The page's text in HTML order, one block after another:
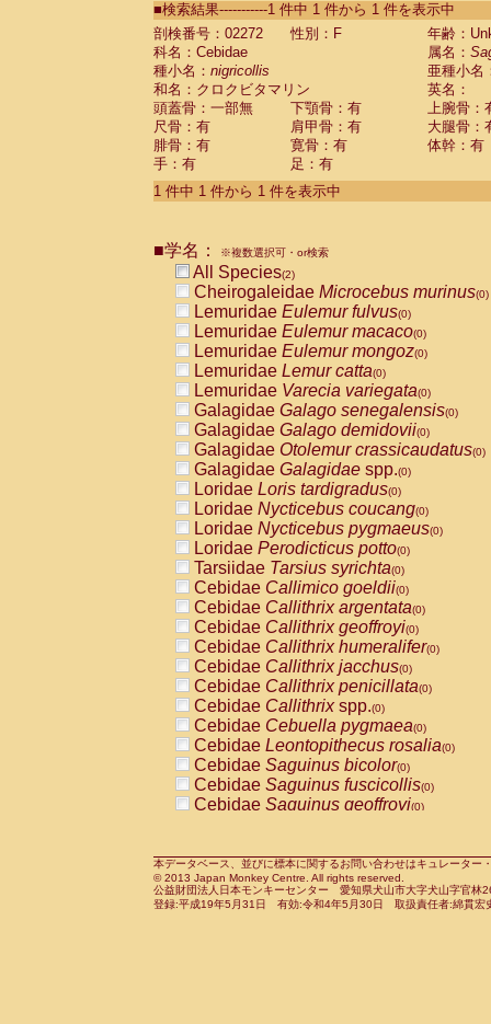
CebidaeSaguinus labiatus(0)
Cebidae Saguinus leucopus (0)
Cebidae
CebidaeSaguinus mystax
CebidaeSaguinus nigricollis (1)
Cebidae Saguinus oedipus
Cebidae Saguinus weddelli
Cebidae Saguinusspp.
Cebidae Aotus trivirgatus
Cebidae Cebus albifrons
CebidaeCebus nigrivittatus
CebidaeCebus
CebidaeSaimiri boliviensis(0)
CebidaeSaimiri sciureus(0)
AtelidaeAlouatta caraya(0)
AtelidaeAlouatta fusca(0)
AtelidaeAlouatta seniculus
AtelidaeAlouattaspp.(0)
AtelidaeAteles belzebuth(0)
AtelidaeAteles geoffroyi(0)
AtelidaeAteles paniscus(0)
AtelidaeAtelesspp.(0)
Atelidae Lagothrix lagothricha
AtelidaeLagothrix lagothricha cana
PitheciidaeCacajao calvus
PitheciidaeCallicebus cupreus
PitheciidaeCallicebus donacophilus
PitheciidaeCallicebus moloch
PitheciidaeCallicebus torquatus
PitheciidaeCallicebusspp.(0)
PitheciidaeChiropotes satanas(0)
PitheciidaePithecia monachus
PitheciidaePithecia pithecia(0)
CercopithecidaeCercocebus agilis
CercopithecidaeCercocebus
CercopithecidaeCercocebus
CercopithecidaeCercocebus
CercopithecidaeCercocebus
CercopithecidaeCercocebushybrid
CercopithecidaePapio anubis(0)
CercopithecidaePapio cynocephalus
CercopithecidaePapio hamadryas(0)
■検索結果-----------1 件中 1 件から 1 件を表示中
剖検番号：02272
性別：F
年齢：
科名：Cebidae
属名：
種小名： nigricollis
亜種小名
和名：クロクビタマリン
英名：
頭蓋骨：一部無
下顎骨：有
上腕骨：
尺骨：有
肩甲骨：有
大腿骨：
腓骨：有
寛骨：有
体幹：有
手：有
足：有
1 件中 1 件から 1 件を表示中
■学名： ※複数選択可・or検索
All Species(2)
Cheirogaleidae Microcebus murinus(0)
Lemuridae Eulemur fulvus(0)
Lemuridae Eulemur macaco(0)
Lemuridae Eulemur mongoz(0)
Lemuridae Lemur catta(0)
Lemuridae Varecia variegata(0)
Galagidae Galago senegalensis(0)
Galagidae Galago demidovii(0)
Galagidae Otolemur crassicaudatus(0)
Galagidae Galagidae spp.(0)
Loridae Loris tardigradus(0)
Loridae Nycticebus coucang(0)
Loridae Nycticebus pygmaeus(0)
Loridae Perodicticus potto(0)
Tarsiidae Tarsius syrichta(0)
Cebidae Callimico goeldii(0)
Cebidae Callithrix argentata(0)
Cebidae Callithrix geoffroyi(0)
Cebidae Callithrix humeralifer(0)
Cebidae Callithrix jacchus(0)
Cebidae Callithrix penicillata(0)
Cebidae Callithrixspp.(0)
Cebidae Cebuella pygmaea(0)
Cebidae Leontopithecus rosalia(0)
Cebidae Saguinus bicolor(0)
Cebidae Saguinus fuscicollis(0)
Cebidae Saguinus geoffroyi(0)
CebidaeSaguinus leucopus(0)
CebidaeSaguinus midas(0)
Cebidae Saguinus mystax(0)
本データベース、並びに標本に関するお問い合わせはキュレータ
© 2013 Japan Monkey Centre. All rights reserved.
公益財団法人日本モンキーセンター 愛知県犬山市大字犬山字官
登録:平成19年5月31日 有効:令和4年5月30日 取扱責任者:綿貫宏